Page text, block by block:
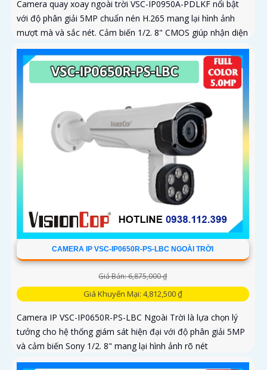
Camera quay xoay ngoài trời VSC-IP0950A-PDLKF nổi bật
với độ phân giải 5MP chuẩn nén H.265 mang lại hình ảnh
mượt mà và sắc nét. Cảm biến 1/2. 8" CMOS giúp nhận diện
ánh sáng...
CAMERA IP VSC-IP0650R-PS-LBC NGOÀI TRỜI
Giá Bán: 6,875,000 ₫
Giá Khuyến Mại: 4,812,500 ₫
Camera IP VSC-IP0650R-PS-LBC Ngoài Trời là lựa chọn lý
tưởng cho hệ thống giám sát hiện đại với độ phân giải 5MP
và cảm biến Sony 1/2. 8" mang lại hình ảnh rõ nét